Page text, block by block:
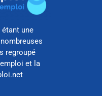
étant une
regroupé
et la